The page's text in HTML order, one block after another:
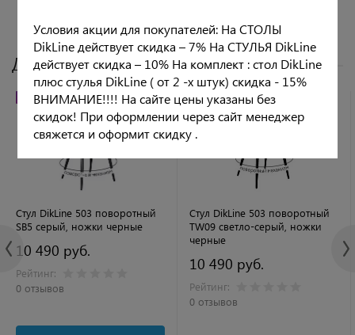
Другие цвета
ХИТ ПРОДАЖ РЕКОМЕНДУЕМ
Стул DikLine 503 поворотный
SB5 серый, ножки черные
10 490 руб.
Рейтинг:
0 отзывов
НОВИНКА
Стул DikLine 503 поворотный
TW09 светло-серый, ножки
черные
10 490 руб.
Рейтинг:
0 отзывов
Условия акции для покупателей: На СТОЛЫ
DikLine действует скидка – 7% На СТУЛЬЯ DikLine
действует скидка – 10% На комплект : стол DikLine
плюс стулья DikLine ( от 2 -х штук) скидка - 15%
ВНИМАНИЕ!!!! На сайте цены указаны без
скидок! При оформлении через сайт менеджер
свяжется и оформит скидку .